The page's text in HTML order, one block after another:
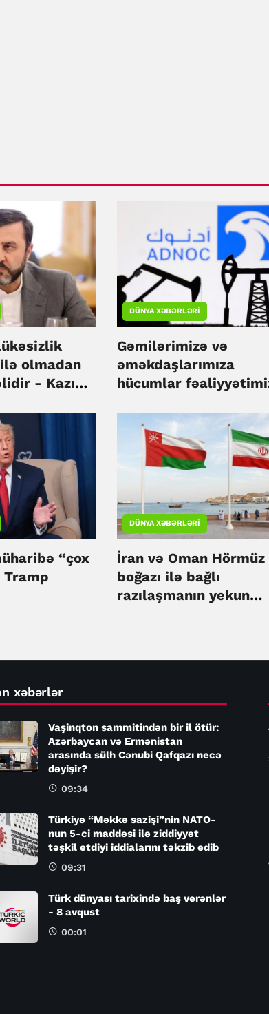
olmadan
- Kazım
DÜNYA XƏBƏRLƏRI
Gəmilərimizə və
əməkdaşlarımıza
hücumlar
ADNOC
“çox
Tramp
DÜNYA XƏBƏRLƏRI
İran və Oman Hörmüz
boğazı ilə bağlı
razılaşmanın yekun
xəbərlər
Vaşinqton sammitindən bir il ötür:
Azərbaycan və Ermənistan
arasında sülh Cənubi Qafqazı necə
dəyişir?
09:34
Türkiyə “Məkkə sazişi”nin NATO-
nun 5-ci maddəsi ilə ziddiyyət
təşkil etdiyi iddialarını təkzib edib
09:31
Türk dünyası tarixində baş verənlər
- 8 avqust
00:01